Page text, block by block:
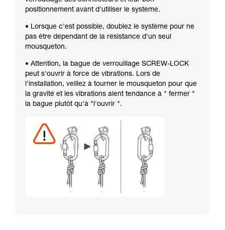
positionnement avant d'utiliser le système.
• Lorsque c'est possible, doublez le système pour ne
pas être dépendant de la résistance d'un seul
mousqueton.
• Attention, la bague de verrouillage SCREW-LOCK
peut s'ouvrir à force de vibrations. Lors de
l'installation, veillez à tourner le mousqueton pour que
la gravité et les vibrations aient tendance à " fermer "
la bague plutôt qu'à "l'ouvrir ".